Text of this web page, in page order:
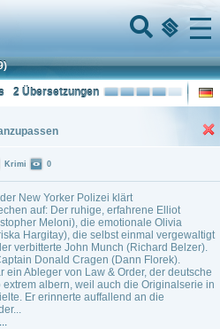
Menu
2 Übersetzungen
New Yorker Polizei klärt
auf: Der ruhige, erfahrene Elliot
Meloni), die emotionale Olivia
Hargitay), die selbst einmal vergewaltigt
verbitterte John Munch (Richard Belzer).
Donald Cragen (Dann Florek).
ein Ableger von Law & Order, der deutsche
extrem albern, weil auch die Originalserie in
Er erinnerte auffallend an die
Krimi 0